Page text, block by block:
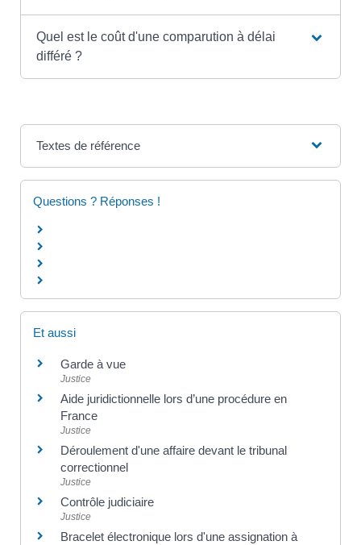
Quel est le coût d'une comparution à délai
différé ?
Textes de référence
Questions ? Réponses !
Et aussi
Garde à vue
Justice
Aide juridictionnelle lors d’une procédure en
France
Justice
Déroulement d'une affaire devant le tribunal
correctionnel
Justice
Contrôle judiciaire
Justice
Bracelet électronique lors d'une assignation à